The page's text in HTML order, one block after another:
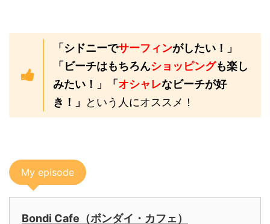
「シドニーでサーフィンがしたい！」
「ビーチはもちろんショッピングも楽し
みたい！」「 オシャレなビーチが好
き！」
という人にオススメ！
My episode
Bondi Cafe（ボンダイ・カフェ）